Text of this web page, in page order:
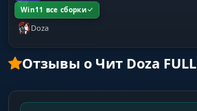
Win11 все сборки
Doza
Отзывы о Чит Doza FULL